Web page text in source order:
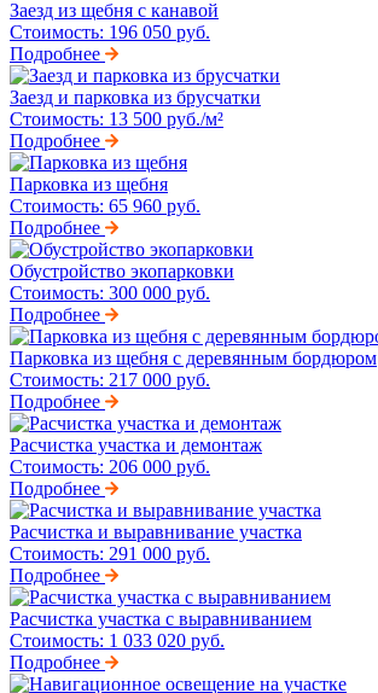
Заезд из щебня с канавой
Стоимость: 196 050 руб.
Подробнее
Заезд и парковка из брусчатки
Стоимость: 13 500 руб./м²
Подробнее
Парковка из щебня
Стоимость: 65 960 руб.
Подробнее
Обустройство экопарковки
Стоимость: 300 000 руб.
Подробнее
Парковка из щебня с деревянным бордюром
Стоимость: 217 000 руб.
Подробнее
Расчистка участка и демонтаж
Стоимость: 206 000 руб.
Подробнее
Расчистка и выравнивание участка
Стоимость: 291 000 руб.
Подробнее
Расчистка участка с выравниванием
Стоимость: 1 033 020 руб.
Подробнее